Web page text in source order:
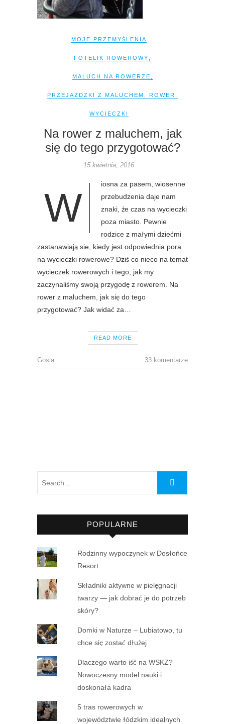
MOJE PRZEMYŚLENIA
FOTELIK ROWEROWY
MALUCH NA ROWERZE
PRZEJAŻDZKI Z MALUCHEM ROWER
WYCIECZKI
Na rower z maluchem, jak
się do tego przygotować?
15 kwietnia, 2016
W
iosna za pasem, wiosenne
przebudzenia daje nam
znaki, że czas na wycieczki
poza miasto. Pewnie
rodzice z małymi dziećmi
zastanawiają sie, kiedy jest odpowiednia pora
na wycieczki rowerowe? Dziś co nieco na temat
wycieczek rowerowych i tego, jak my
zaczynaliśmy swoją przygodę z rowerem. Na
rower z maluchem, jak się do tego
przygotować? Jak widać za…
READ MORE
Gosia 33 komentarze
POPULARNE
Rodzinny wypoczynek w Dosłońce
Resort
Składniki aktywne w pielęgnacji
twarzy — jak dobrać je do potrzeb
skóry?
Domki w Naturze – Lubiatowo, tu
chce się zostać dłużej
Dlaczego warto iść na WSKZ?
Nowoczesny model nauki i
doskonała kadra
5 tras rowerowych w
województwie łódzkim idealnych